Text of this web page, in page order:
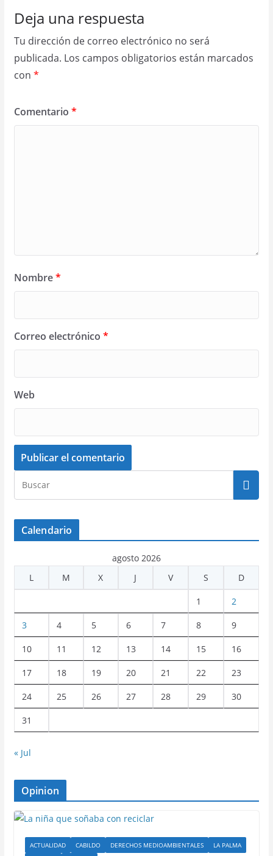
Deja una respuesta
Tu dirección de correo electrónico no será
publicada. Los campos obligatorios están marcados
con *
Comentario *
Nombre*
Correo electrónico *
Web
Calendario
agosto 2026
L
M X J V S D
1 2
3 4 5 6 7 8 9
10 11 12 13 14 15 16
17 18 19 20 21 22 23
24 25 26 27 28 29 30
31
« Jul
Opinion
ACTUALIDAD CABILDO DERECHOS MEDIOAMBIENTALES
LA PALMA